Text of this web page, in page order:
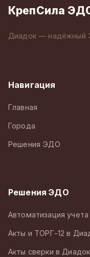
КрепСила
Диадок — надёжный
Навигация
Главная
Города
Решения ЭДО
Решения ЭДО
Автоматизация
Акты и ТОРГ-12 в
Акты сверки в